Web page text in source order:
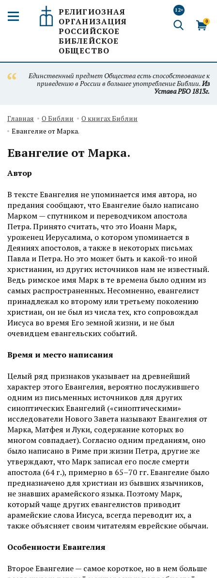
РЕЛИГИОЗНАЯ
ОРГАНИЗАЦИЯ
РОССИЙСКОЕ
БИБЛЕЙСКОЕ
ОБЩЕСТВО
12+
0
Единственный предмет Общества есть способствование к
приведению в России в большее употребление Библии.Из
Устава РБО 1813г.
Главная О Библии
О книгах Библии
Евангелие от Марка.
Евангелие от Марка.
Автор
В тексте Евангелия не упоминается имя автора, но
предания сообщают, что Евангелие было написано
Марком — спутником и переводчиком апостола
Петра. Принято считать, что это Иоанн Марк,
уроженец Иерусалима, о котором упоминается в
Деяниях апостолов, а также в некоторых письмах
Павла и Петра. Но это может быть и какой-то иной
христианин, из других источников нам не известный.
Ведь римское имя Марк в те времена было одним из
самых распространенных. Несомненно, евангелист
принадлежал ко второму или третьему поколению
христиан, он не был из числа тех, кто сопровождал
Иисуса во время Его земной жизни, и не был
очевидцем евангельских событий.
Время и место написания
Целый ряд признаков указывает на древнейший
характер этого Евангелия, вероятно послужившего
одним из письменных источников для других
синоптических Евангелий («синоптическими»
исследователи Нового Завета называют Евангелия от
Марка, Матфея и Луки, содержание которых во
многом совпадает). Согласно одним преданиям, оно
было написано в Риме при жизни Петра, другие же
утверждают, что Марк записал его после смерти
апостола (64 г.), примерно в 65–70 гг. Евангелие было
предназначено для христиан из бывших язычников,
не знавших арамейского языка. Поэтому Марк,
который чаще других евангелистов приводит
арамейские слова Иисуса, всегда переводит их, а
также объясняет своим читателям еврейские обычаи.
Особенности Евангелия
Второе Евангелие — самое короткое, но в нем больше